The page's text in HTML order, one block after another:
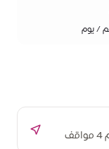
مواقف مجانية للسيارات العامة، يضم 4 مواقف